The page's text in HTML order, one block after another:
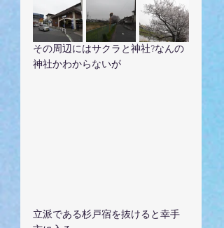
その周辺にはサクラと神社?なんの
神社かわからないが
立派である杉戸宿を抜けると幸手